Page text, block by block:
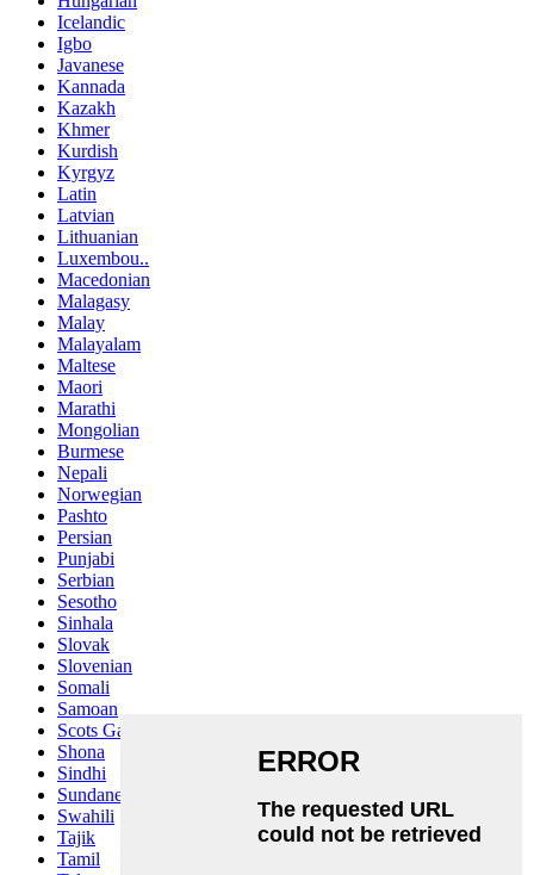
Icelandic
Igbo
Javanese
Kannada
Kazakh
Khmer
Kurdish
Kyrgyz
Latin
Latvian
Lithuanian
Luxembou..
Macedonian
Malagasy
Malay
Malayalam
Maltese
Maori
Marathi
Mongolian
Burmese
Nepali
Norwegian
Pashto
Persian
Punjabi
Serbian
Sesotho
Sinhala
Slovak
Slovenian
Somali
Samoan
Scots Gaelic
Shona
Sindhi
Sundanese
Swahili
Tajik
Tamil